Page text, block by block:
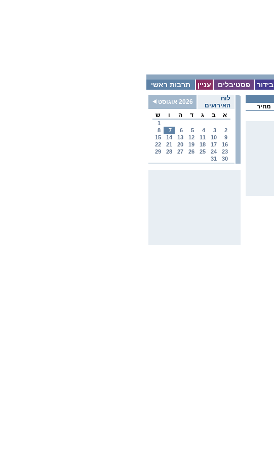
תרבות ראשי עניין פסטיבלים בידור
לוח
האירועים
2026 אוגוסט
א
ב ג ד ה ו ש
1
2
3
4
5
6
7
8
9
10
11
12
13
14
15
16
17
18
19
20
21
22
23
24
25
26
27
28
29
30
31
מחיר